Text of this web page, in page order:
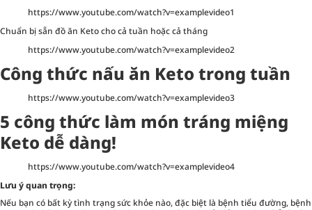
https://www.youtube.com/watch?v=examplevideo1
Chuẩn bị sẵn đồ ăn Keto cho cả tuần hoặc cả tháng
https://www.youtube.com/watch?v=examplevideo2
Công thức nấu ăn Keto trong tuần
https://www.youtube.com/watch?v=examplevideo3
5 công thức làm món tráng miệng
Keto dễ dàng!
https://www.youtube.com/watch?v=examplevideo4
Lưu ý quan trọng:
Nếu bạn có bất kỳ tình trạng sức khỏe nào, đặc biệt là bệnh tiểu đường, bệnh